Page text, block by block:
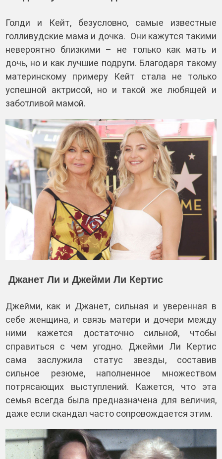
Голди и Кейт, безусловно, самые известные
голливудские мама и дочка. Они кажутся такими
невероятно близкими – не только как мать и
дочь, но и как лучшие подруги. Благодаря такому
материнскому примеру Кейт стала не только
успешной актрисой, но и такой же любящей и
заботливой мамой.
Джанет Ли и Джейми Ли Кертис
Джейми, как и Джанет, сильная и уверенная в
себе женщина, и связь матери и дочери между
ними кажется достаточно сильной, чтобы
справиться с чем угодно. Джейми Ли Кертис
сама заслужила статус звезды, составив
сильное резюме, наполненное множеством
потрясающих выступлений. Кажется, что эта
семья всегда была предназначена для величия,
даже если скандал часто сопровождается этим.